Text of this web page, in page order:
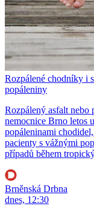
Rozpálené chodníky i
popáleniny
Rozpálený asfalt
nemocnice Brno letos
popáleninami
pacienty s vážnými
případů během
Brněnská Drbna
dnes, 12:30